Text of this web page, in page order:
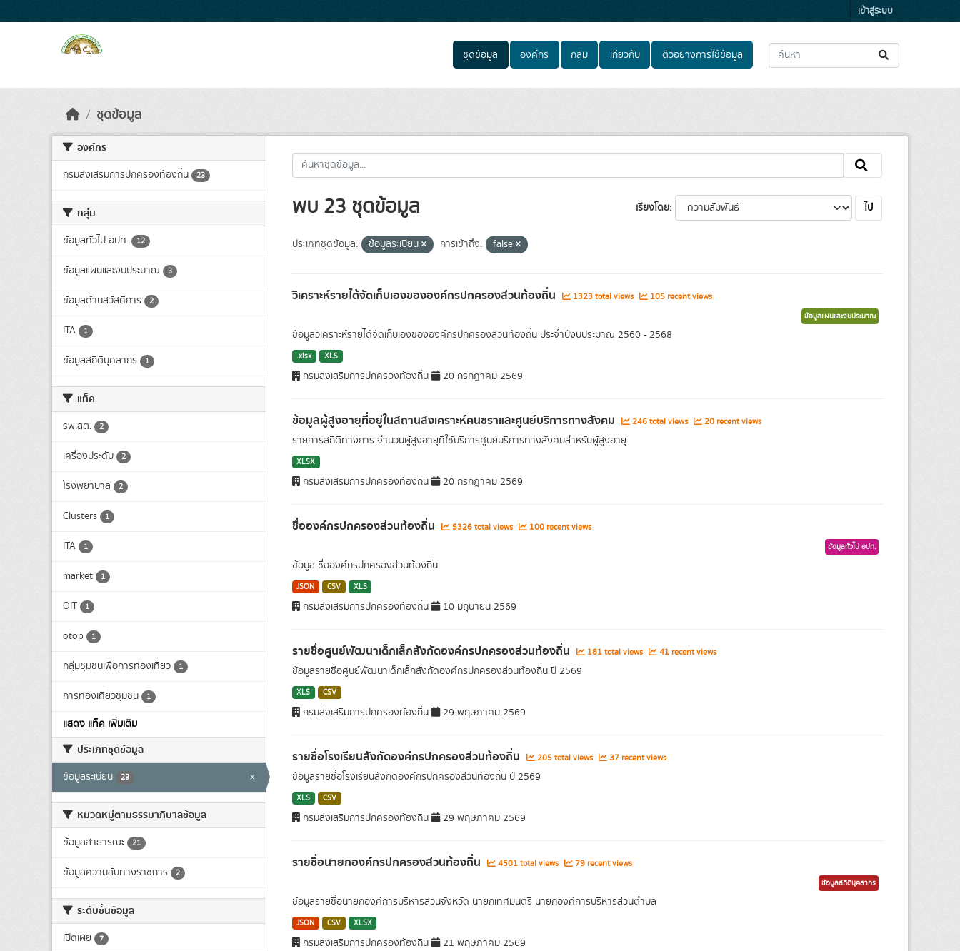
เข้าสู่ระบบ
ชุดข้อมูล องค์กร กลุ่ม เกี่ยวกับ ตัวอย่างการใช้ข้อมูล
ชุดข้อมูล
องค์กร
กรมส่งเสริมการปกครองท้องถิ่น 23
กลุ่ม
ข้อมูลทั่วไป อปท. 12
ข้อมูลแผนและงบประมาณ 3
ข้อมูลด้านสวัสดิการ 2
ITA 1
ข้อมูลสถิติบุคลากร 1
แท็ค
รพ.สต. 2
เครื่องประดับ 2
โรงพยาบาล 2
Clusters 1
ITA 1
market 1
OIT 1
otop 1
กลุ่มชุมชนเพื่อการท่องเที่ยว 1
การท่องเที่ยวชุมชน 1
แสดง แท็ค เพิ่มเติม
ประเภทชุดข้อมูล
ข้อมูลระเบียน 23 x
หมวดหมู่ตามธรรมาภิบาลข้อมูล
ข้อมูลสาธารณะ 21
ข้อมูลความลับทางราชการ 2
ระดับชั้นข้อมูล
เปิดเผย 7
เรียงโดย ไป
พบ 23 ชุดข้อมูล
ประเภทชุดข้อมูล: ข้อมูลระเบียน การเข้าถึง: false
วิเคราะห์รายได้จัดเก็บเองขององค์กรปกครองส่วนท้องถิ่น 1323 total views 105 recent views
ข้อมูลแผนและงบประมาณ
ข้อมูลวิเคราะห์รายได้จัดเก็บเองขององค์กรปกครองส่วนท้องถิ่น ประจำปีงบประมาณ 2560 - 2568
.xlsx XLS
กรมส่งเสริมการปกครองท้องถิ่น 20 กรกฎาคม 2569
ข้อมูลผู้สูงอายุที่อยู่ในสถานสงเคราะห์คนชราและศูนย์บริการทางสังคม 246 total views 20 recent views
รายการสถิติทางการ จำนวนผู้สูงอายุที่ใช้บริการศูนย์บริการทางสังคมสำหรับผู้สูงอายุ
XLSX
กรมส่งเสริมการปกครองท้องถิ่น 20 กรกฎาคม 2569
ชื่อองค์กรปกครองส่วนท้องถิ่น 5326 total views 100 recent views
ข้อมูลทั่วไป อปท.
ข้อมูล ชื่อองค์กรปกครองส่วนท้องถิ่น
JSON CSV XLS
กรมส่งเสริมการปกครองท้องถิ่น 10 มิถุนายน 2569
รายชื่อศูนย์พัฒนาเด็กเล็กสังกัดองค์กรปกครองส่วนท้องถิ่น 181 total views 41 recent views
ข้อมูลรายชื่อศูนย์พัฒนาเด็กเล็กสังกัดองค์กรปกครองส่วนท้องถิ่น ปี 2569
XLS CSV
กรมส่งเสริมการปกครองท้องถิ่น 29 พฤษภาคม 2569
รายชื่อโรงเรียนสังกัดองค์กรปกครองส่วนท้องถิ่น 205 total views 37 recent views
ข้อมูลรายชื่อโรงเรียนสังกัดองค์กรปกครองส่วนท้องถิ่น ปี 2569
XLS CSV
กรมส่งเสริมการปกครองท้องถิ่น 29 พฤษภาคม 2569
รายชื่อนายกองค์กรปกครองส่วนท้องถิ่น 4501 total views 79 recent views
ข้อมูลสถิติบุคลากร
ข้อมูลรายชื่อนายกองค์การบริหารส่วนจังหวัด นายกเทศมนตรี นายกองค์การบริหารส่วนตำบล
JSON CSV XLSX
กรมส่งเสริมการปกครองท้องถิ่น 21 พฤษภาคม 2569